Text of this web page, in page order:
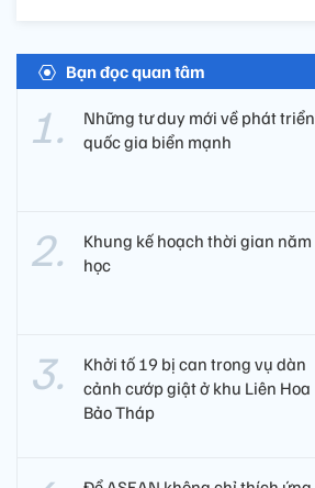
Bạn đọc quan tâm
Những tư duy mới về phát triển
quốc gia biển mạnh
Khung kế hoạch thời gian năm
học
Khởi tố 19 bị can trong vụ dàn
cảnh cướp giật ở khu Liên Hoa
Bảo Tháp